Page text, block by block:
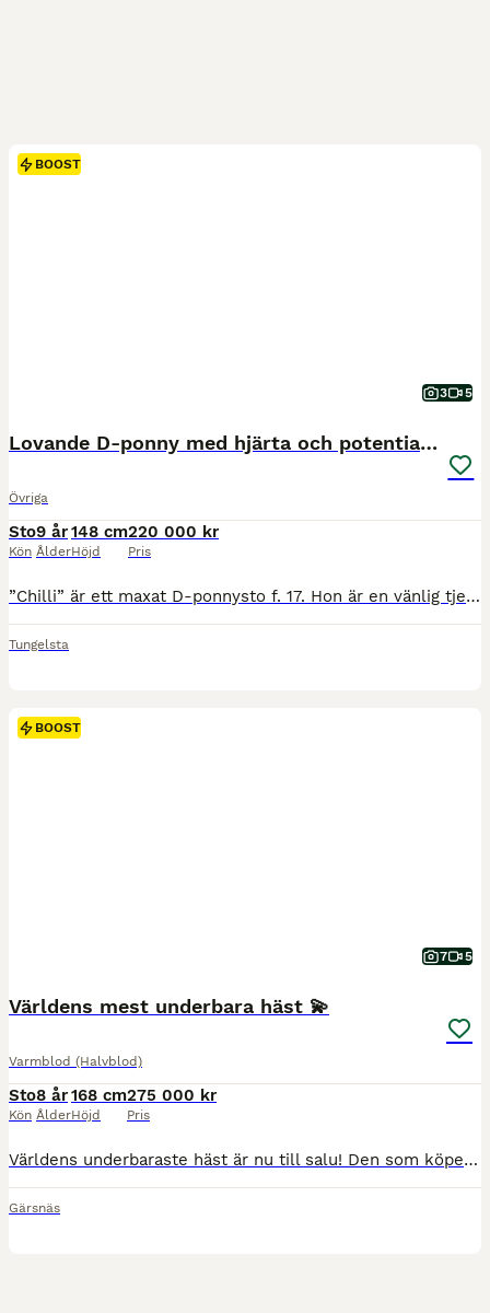
BOOST
3 5
Lovande D-ponny med hjärta och potential 🌟❤️
Övriga
Sto
Kön
9 år
Ålder
148 cm
Höjd
220 000 kr
Pris
”Chilli” är ett maxat D-ponnysto f. 17. Hon är en vänlig tjej med mycket power, stort språng och vägvinnande galopp. Hennes inställning är alltid att ta ryttaren till andra sidan hindret oavsett läge och hindertyp. Har gått t.o.m. 110/La både på Irland och i Sverige. Felfri start senast igår onsdag 6/8 på Kimstad. Hon tränar högre och känslan är att hon har enorm kapacitet
Tungelsta
BOOST
7 5
Världens mest underbara häst 💫
Varmblod (Halvblod)
Sto
Kön
8 år
Ålder
168 cm
Höjd
275 000 kr
Pris
Världens underbaraste häst är nu till salu! Den som köper den här tjejen kommer få en vän för livet. Hon är glad och arbetsvillig och älskar det mesta. Oavsett om du vill ta en lugn tur i skogen, en fartfylld galopp uppför backen, en rolig tävlingshelg på hoppbanan eller rida ett dressyrpass. Hon är Supersnäll i allt och älskar både människor och andra hästar. Hon har tävl
Gärsnäs